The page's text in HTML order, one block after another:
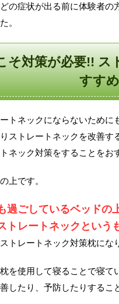
の症状が出る前に体験者
。
そ対策が必要!! ス
すすめ
トネックにならないため
ストレートネックを改善
ネック対策をすることをお
上です。
過ごしているベッドの
トレートネックという
トレートネック対策枕にな
を使用して寝ることで寝
したり、予防したりするこ